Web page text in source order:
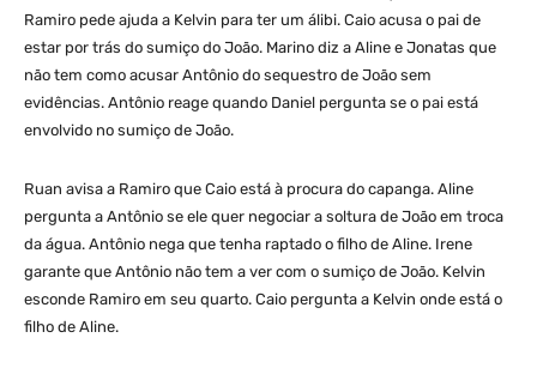
Ramiro pede ajuda a Kelvin para ter um álibi. Caio acusa o pai de
estar por trás do sumiço do João. Marino diz a Aline e Jonatas que
não tem como acusar Antônio do sequestro de João sem
evidências. Antônio reage quando Daniel pergunta se o pai está
envolvido no sumiço de João.
Ruan avisa a Ramiro que Caio está à procura do capanga. Aline
pergunta a Antônio se ele quer negociar a soltura de João em troca
da água. Antônio nega que tenha raptado o filho de Aline. Irene
garante que Antônio não tem a ver com o sumiço de João. Kelvin
esconde Ramiro em seu quarto. Caio pergunta a Kelvin onde está o
filho de Aline.